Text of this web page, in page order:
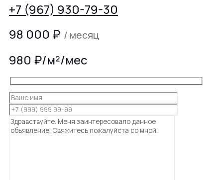
+7 (967) 930-79-30
98 000 ₽ / месяц
980 ₽/м²/мес